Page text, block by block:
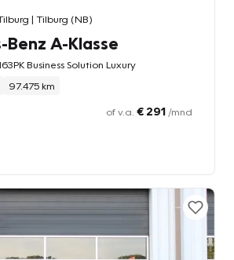
| Tilburg (NB)
Benz A-Klasse
Business Solution Luxury
97.475 km
of v.a. € 291 /mnd